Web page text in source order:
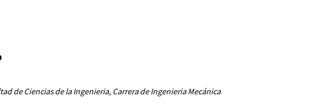
de Ciencias de la Ingenieria, Carrera de Ingenieria Mecánica